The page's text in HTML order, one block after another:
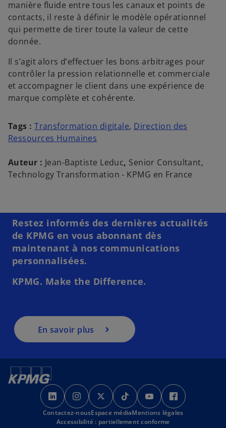
manière fluide entre tous les canaux et points de
contacts, il reste à définir le modèle opérationnel
qui permette de tirer toute la valeur de cette
donnée.
Il s’agit alors d’effectuer les bons arbitrages pour
contrôler la pression relationnelle et commerciale
et accompagner le client dans une expérience de
marque complète et cohérente.
Tags :Transformation digitale, Direction des
Ressources Humaines
Auteur : Jean-Baptiste Leduc, Senior Consultant,
Technology Transformation - KPMG en France
Restez informés des dernières actualités
de KPMG en vous abonnant dès
maintenant à nos communications
personnalisées.
KPMG. Make the Difference.
En savoir plus
s
’
o
s
’
o
s
’
o
s
’
o
s
’
o
’
Contactez-nousEspace médiaMentions légales
Accessibilité : partiellement conforme